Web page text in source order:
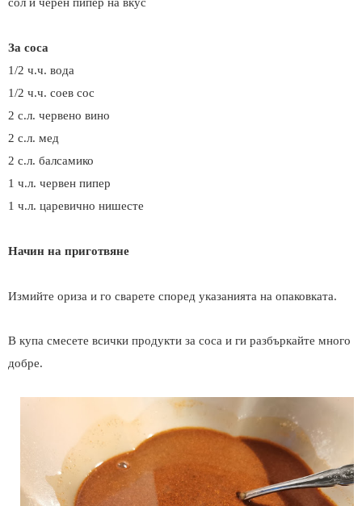
За соса
1/2 ч.ч. вода
1/2 ч.ч. соев сос
2 с.л. червено вино
2 с.л. мед
2 с.л. балсамико
1 ч.л. червен пипер
1 ч.л. царевично нишесте
Начин на приготвяне
Измийте ориза и го сварете според указанията на опаковката.
В купа смесете всички продукти за соса и ги разбъркайте много
добре.